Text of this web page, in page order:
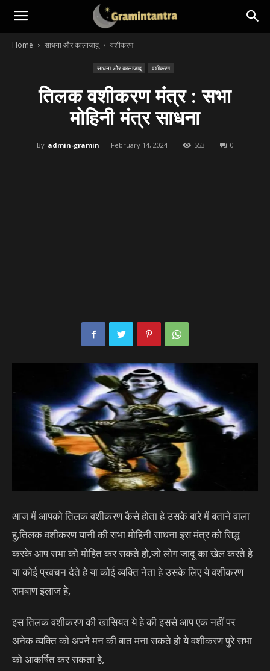
Home साधना और कालाजादू वशीकरण
साधना और कालाजादू वशीकरण
तिलक वशीकरण मंत्र : सभा
मोहिनी मंत्र साधना
By admin-gramin - February 14, 2024 553 0
आज में आपको तिलक वशीकरण कैसे होता हे उसके बारे में बताने वाला
हु,तिलक वशीकरण यानी की सभा मोहिनी साधना इस मंत्र को सिद्ध
करके आप सभा को मोहित कर सकते हो,जो लोग जादू का खेल करते हे
या कोई प्रवचन देते हे या कोई व्यक्ति नेता हे उसके लिए ये वशीकरण
रामबाण इलाज हे,
इस तिलक वशीकरण की खासियत ये हे की इससे आप एक नहीं पर
अनेक व्यक्ति को अपने मन की बात मना सकते हो ये वशीकरण पुरे सभा
को आकर्षित कर सकता हे,